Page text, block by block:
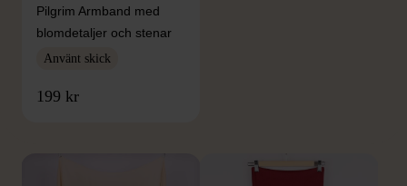
Pilgrim Armband med
blomdetaljer och stenar
Använt skick
199 kr
FRÅN SAMMA VARUMÄRKE